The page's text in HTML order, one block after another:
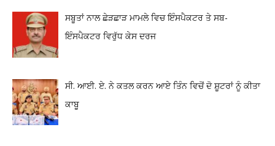
ਸਬੂਤਾਂ ਨਾਲ ਛੇੜਛਾੜ ਮਾਮਲੇ ਵਿਚ ਇੰਸਪੈਕਟਰ ਤੇ ਸਬ-
ਇੰਸਪੈਕਟਰ ਵਿਰੁੱਧ ਕੇਸ ਦਰਜ
ਸੀ. ਆਈ. ਏ. ਨੇ ਕਤਲ ਕਰਨ ਆਏ ਤਿੰਨ ਵਿਚੋਂ ਦੋ ਸ਼ੂਟਰਾਂ ਨੂੰ ਕੀਤਾ
ਕਾਬੂ